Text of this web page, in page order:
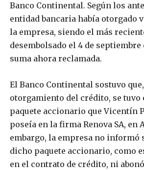
Banco Continental. Según los
entidad bancaria había otorgado
la empresa, siendo el más
desembolsado el 4 de
suma ahora reclamada.
El Banco Continental sostuvo
otorgamiento del crédito, se tuvo
paquete accionario que Vicentín
poseía en la firma Renova SA, en
embargo, la empresa no informó
dicho paquete accionario, como
en el contrato de crédito, ni